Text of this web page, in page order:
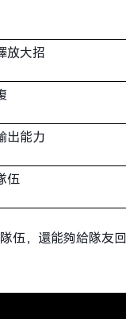
放大招
出能力
伍
伍，還能夠給隊友